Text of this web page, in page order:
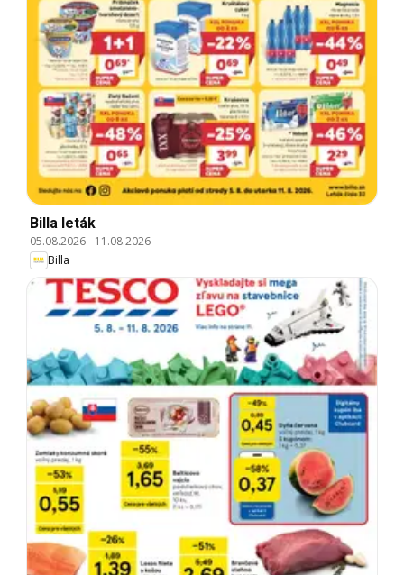
Billa leták
05.08.2026- 11.08.2026
Billa